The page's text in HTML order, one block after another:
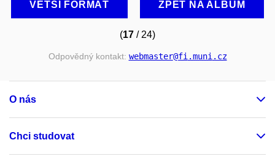
VĚTŠÍ FORMÁT ZPĚT NA ALBUM
(17 / 24)
Odpovědný kontakt: webmaster@fi.muni.cz
O nás
Chci studovat